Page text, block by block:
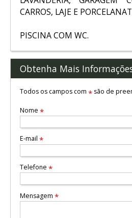
CARROS, LAJE E
PISCINA COM WC.
Obtenha Mais
Todos os campos com *são de
Nome *
E-mail *
Telefone *
Mensagem *